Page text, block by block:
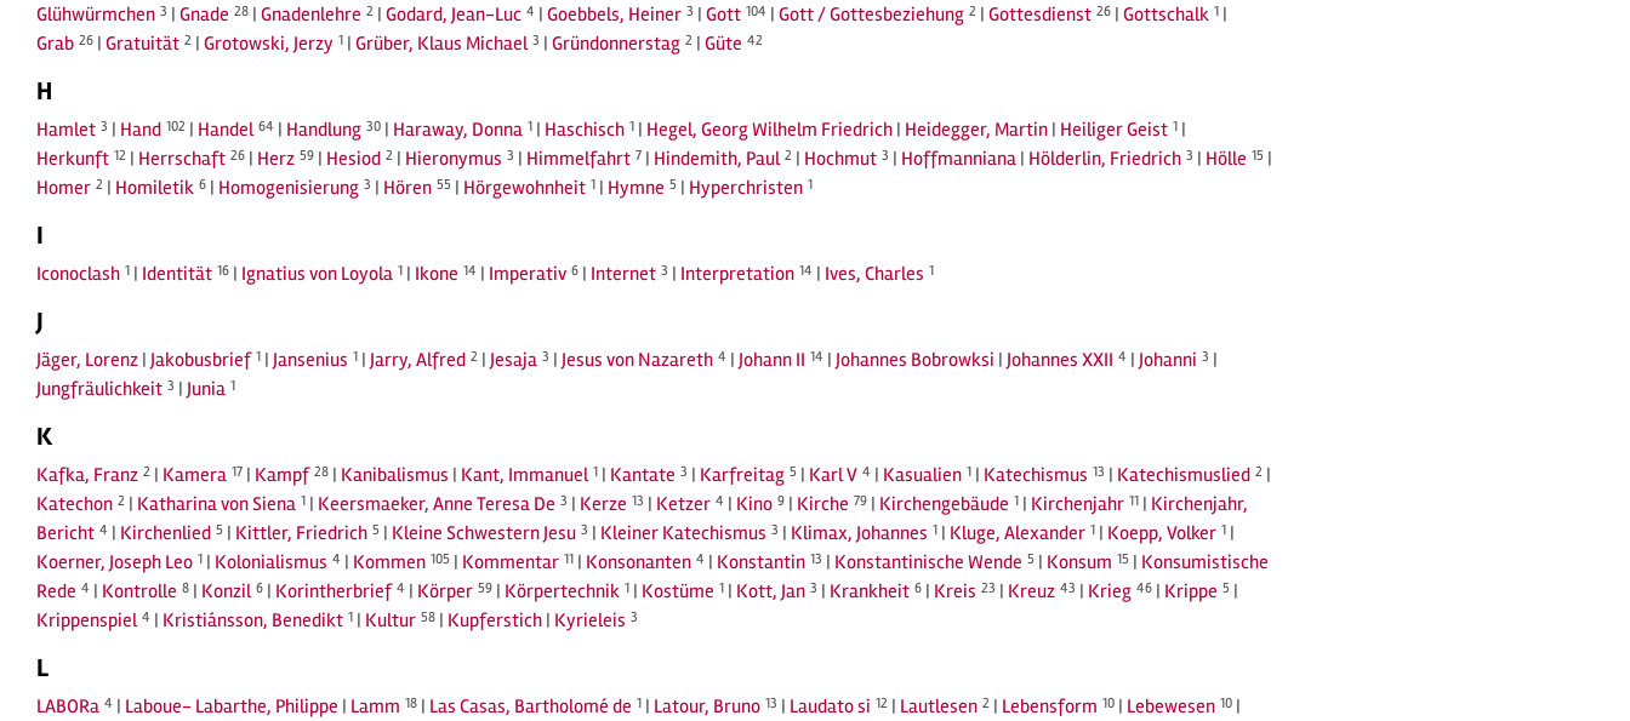
Glühwürmchen 3 | Gnade 28 | Gnadenlehre 2 | Godard, Jean-Luc 4 | Goebbels, Heiner 3 | Gott 104 | Gott / Gottesbeziehung 2 | Gottesdienst 26 | Gottschalk 1 |
Grab 26 | Gratuität 2 | Grotowski, Jerzy 1 | Grüber, Klaus Michael 3 | Gründonnerstag 2 | Güte 42
H
Hamlet 3 | Hand 102 | Handel 64 | Handlung 30 | Haraway, Donna 1 | Haschisch 1 | Hegel, Georg Wilhelm Friedrich | Heidegger, Martin | Heiliger Geist 1 |
Herkunft 12 | Herrschaft 26 | Herz 59 | Hesiod 2 | Hieronymus 3 | Himmelfahrt 7 | Hindemith, Paul 2 | Hochmut 3 | Hoffmanniana | Hölderlin, Friedrich 3 | Hölle 15 |
Homer 2 | Homiletik 6 | Homogenisierung 3 | Hören 55 | Hörgewohnheit 1 | Hymne 5 | Hyperchristen 1
I
Iconoclash 1 | Identität 16 | Ignatius von Loyola 1 | Ikone 14 | Imperativ 6 | Internet 3 | Interpretation 14 | Ives, Charles 1
J
Jäger, Lorenz | Jakobusbrief 1 | Jansenius 1 | Jarry, Alfred 2 | Jesaja 3 | Jesus von Nazareth 4 | Johann II 14 | Johannes Bobrowksi | Johannes XXII 4 | Johanni 3 |
Jungfräulichkeit 3 | Junia 1
K
Kafka, Franz 2 | Kamera 17 | Kampf 28 | Kanibalismus | Kant, Immanuel 1 | Kantate 3 | Karfreitag 5 | Karl V 4 | Kasualien 1 | Katechismus 13 | Katechismuslied 2 |
Katechon 2 | Katharina von Siena 1 | Keersmaeker, Anne Teresa De 3 | Kerze 13 | Ketzer 4 | Kino 9 | Kirche 79 | Kirchengebäude 1 | Kirchenjahr 11 | Kirchenjahr,
Bericht 4 | Kirchenlied 5 | Kittler, Friedrich 5 | Kleine Schwestern Jesu 3 | Kleiner Katechismus 3 | Klimax, Johannes 1 | Kluge, Alexander 1 | Koepp, Volker 1 |
Koerner, Joseph Leo 1 | Kolonialismus 4 | Kommen 105 | Kommentar 11 | Konsonanten 4 | Konstantin 13 | Konstantinische Wende 5 | Konsum 15 | Konsumistische
Rede 4 | Kontrolle 8 | Konzil 6 | Korintherbrief 4 | Körper 59 | Körpertechnik 1 | Kostüme 1 | Kott, Jan 3 | Krankheit 6 | Kreis 23 | Kreuz 43 | Krieg 46 | Krippe 5 |
Krippenspiel 4 | Kristiánsson, Benedikt 1 | Kultur 58 | Kupferstich | Kyrieleis 3
L
LABORa 4 | Laboue- Labarthe, Philippe | Lamm 18 | Las Casas, Bartholomé de 1 | Latour, Bruno 13 | Laudato si 12 | Lautlesen 2 | Lebensform 10 | Lebewesen 10 |